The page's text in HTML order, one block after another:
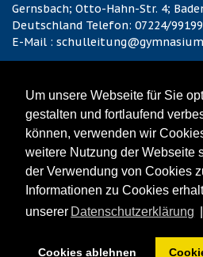
Um unsere Webseite für Sie
gestalten und fortlaufend
können, verwenden wir
weitere Nutzung der Webseite
der Verwendung von Cookies
Informationen zu Cookies
unserer Datenschutzerklärung
Cookies ablehnen
Gernsbach; Otto-Hahn-Str. 4;
Deutschland Telefon: 07224/
E-Mail :
Datenschutz
Hier gehts zur vollständigen